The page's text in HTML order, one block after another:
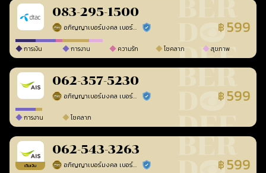
083-295-1500
อภิญญาเบอร์มงคล เบอร์สวยเลขศาสตร์ ร้านยืนยันแล้ว ฿ 599
การเงิน การงาน ความรัก โชคลาภ สุขภาพ
062-357-5230
อภิญญาเบอร์มงคล เบอร์สวยเลขศาสตร์ ร้านยืนยันแล้ว ฿ 599
การงาน โชคลาภ
เติมเงิน
062-543-3263
อภิญญาเบอร์มงคล เบอร์สวยเลขศาสตร์ ร้านยืนยันแล้ว ฿ 599